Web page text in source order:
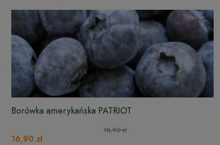
Borówka amerykańska PATRIOT
18,90 zł
16,90 zł